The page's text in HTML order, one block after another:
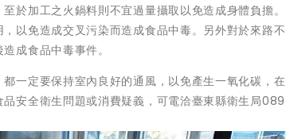
於加工之火鍋料則不宜過量攝取以免造成身體負擔。
以免造成交叉污染而造成食品中毒。另外對於來路不
成食品中毒事件。
一定要保持室內良好的通風，以免產生一氧化碳，在
安全衛生問題或消費疑義，可電洽臺東縣衛生局089